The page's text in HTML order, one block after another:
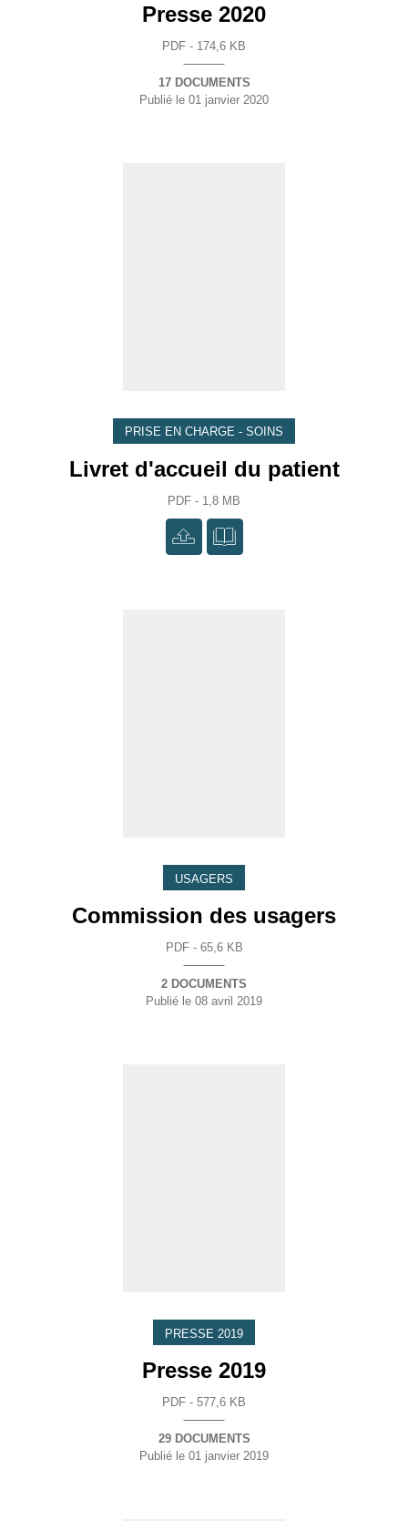
Presse 2020
PDF - 174,6 KB
17 DOCUMENTS
Publié le 01 janvier 2020
PRISE EN CHARGE - SOINS
Livret d'accueil du patient
PDF - 1,8 MB
USAGERS
Commission des usagers
PDF - 65,6 KB
2 DOCUMENTS
Publié le 08 avril 2019
PRESSE 2019
Presse 2019
PDF - 577,6 KB
29 DOCUMENTS
Publié le 01 janvier 2019